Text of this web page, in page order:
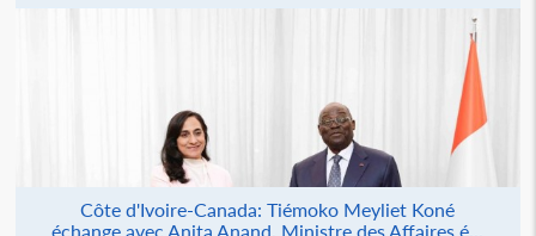
Côte d'Ivoire-Canada: Tiémoko Meyliet Koné
échange avec Anita Anand, Ministre des Affaires é...